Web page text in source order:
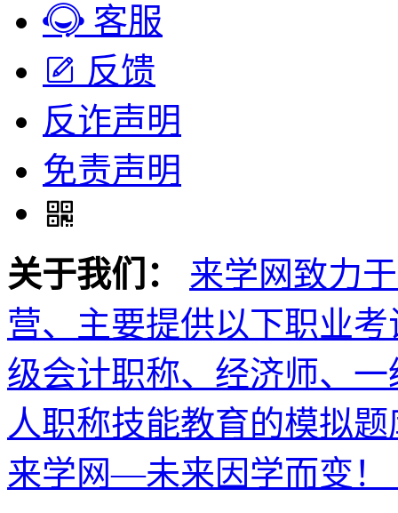
客服
反馈
反诈声明
免责声明
关于我们：
来学网致力
营、主要提供以下职业
级会计职称、经济师、
人职称技能教育的模拟
来学网—未来因学而变！